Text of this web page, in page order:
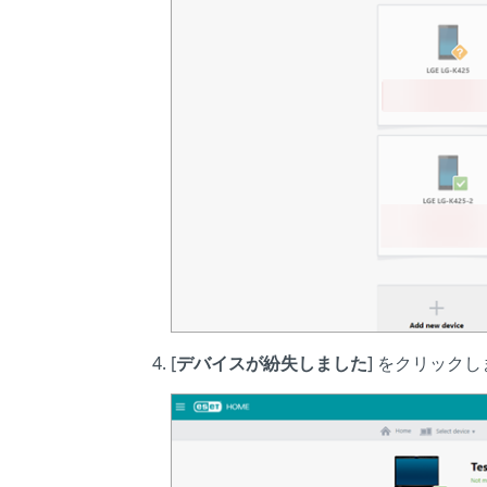
[デバイスが紛失しました] をクリックし